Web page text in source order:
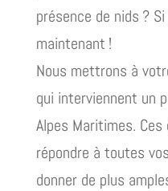
présence de nids ? Si
maintenant !
Nous mettrons à
qui interviennent un
Alpes Maritimes.
répondre à toutes
donner de plus